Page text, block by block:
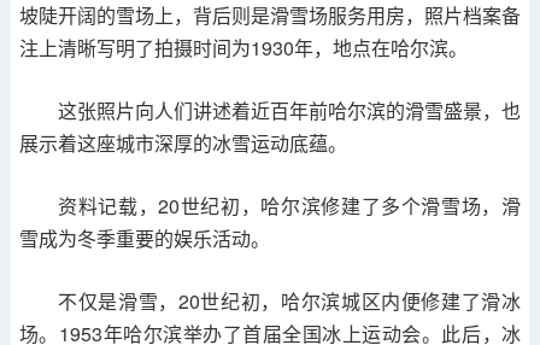
坡陡开阔的雪场上，背后则是滑雪场服务用房，照片档案备
注上清晰写明了拍摄时间为1930年，地点在哈尔滨。
这张照片向人们讲述着近百年前哈尔滨的滑雪盛景，也
展示着这座城市深厚的冰雪运动底蕴。
资料记载，20世纪初，哈尔滨修建了多个滑雪场，滑
雪成为冬季重要的娱乐活动。
不仅是滑雪，20世纪初，哈尔滨城区内便修建了滑冰
场。1953年哈尔滨举办了首届全国冰上运动会。此后，冰